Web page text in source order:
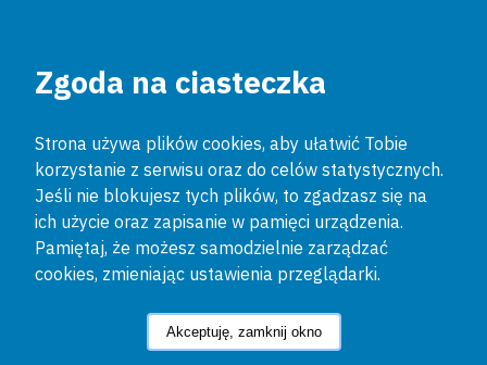
Zgoda na ciasteczka
Strona używa plików cookies, aby ułatwić Tobie
korzystanie z serwisu oraz do celów statystycznych.
Jeśli nie blokujesz tych plików, to zgadzasz się na
ich użycie oraz zapisanie w pamięci urządzenia.
Pamiętaj, że możesz samodzielnie zarządzać
cookies, zmieniając ustawienia przeglądarki.
Akceptuję, zamknij okno